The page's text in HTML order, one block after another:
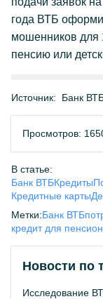
года ВТБ
мошенников для
пенсию или
Источник: Банк
Просмотров:
В статье:
Банк ВТБКредиты
Кредитные карты
Метки:Банк ВТБ
кредит для
Новости по
Исследование